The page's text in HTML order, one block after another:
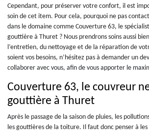
Cependant, pour préserver votre confort, il est
soin de cet item. Pour cela, pourquoi ne pas
dans le domaine comme Couverture 63, le
gouttière à Thuret ? Nous prendrons soins aussi
l’entretien, du nettoyage et de la réparation de
soient vos besoins, n’hésitez pas à demander un
collaborer avec vous, afin de vous apporter le
Couverture 63, le couvreur
gouttière à Thuret
Après le passage de la saison de pluies, les
les gouttières de la toiture. Il faut donc penser à